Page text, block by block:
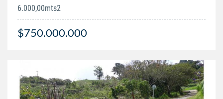
6.000,00mts2
$750.000.000